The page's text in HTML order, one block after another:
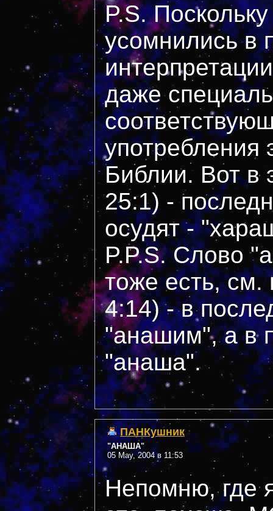
P.S.
усомнились в
даже
употребления
Библии. Вот в
25:1) -
осудят -
P.P.S. Слово
тоже есть,
4:14) - в
"анашим", а в
"анаша".
ПАНКушник
"АНАША"
05 May, 2004 в 11:53
Непомню, где